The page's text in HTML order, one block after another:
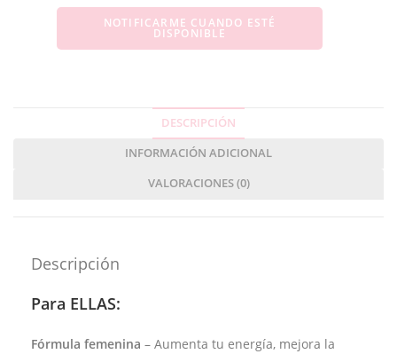
NOTIFICARME CUANDO ESTÉ
DISPONIBLE
DESCRIPCIÓN
INFORMACIÓN ADICIONAL
VALORACIONES (0)
Descripción
Para ELLAS:
Fórmula femenina – Aumenta tu energía, mejora la